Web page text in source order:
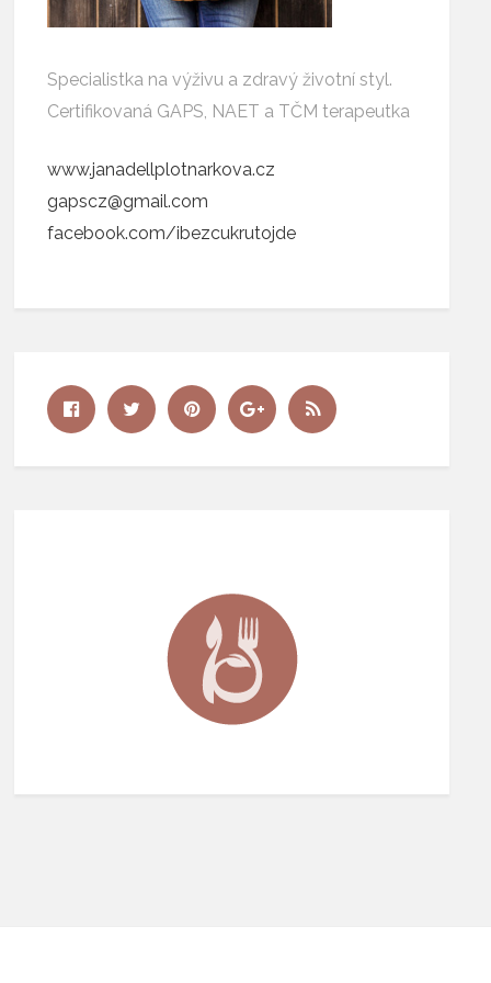
Specialistka na výživu a zdravý životní styl.
Certifikovaná GAPS, NAET a TČM terapeutka
www.janadellplotnarkova.cz
gapscz@gmail.com
facebook.com/ibezcukrutojde